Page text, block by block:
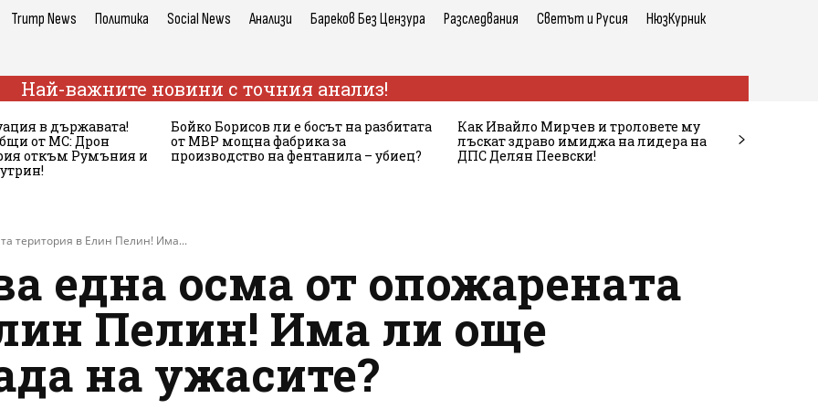
Trump News Политика Social News Анализи Бареков Без Цензура Разследвания Светът и Русия НюзКурник
Най-важните новини с точния анализ!
в държавата!
от МС: Дрон
откъм Румъния и
Бойко Борисов ли е босът на разбитата
от МВР мощна фабрика за
производство на фентанила – убиец?
Как Ивайло Мирчев и троловете му
лъскат здраво имиджа на лидера на
ДПС Делян Пеевски!
територия в Елин Пелин! Има...
една осма от опожарената
Пелин! Има ли още
на ужасите?